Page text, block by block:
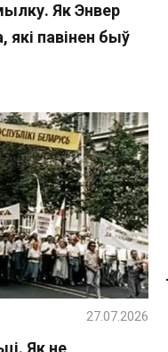
Як Энвер
які павінен быў
Як не
27.07.2026